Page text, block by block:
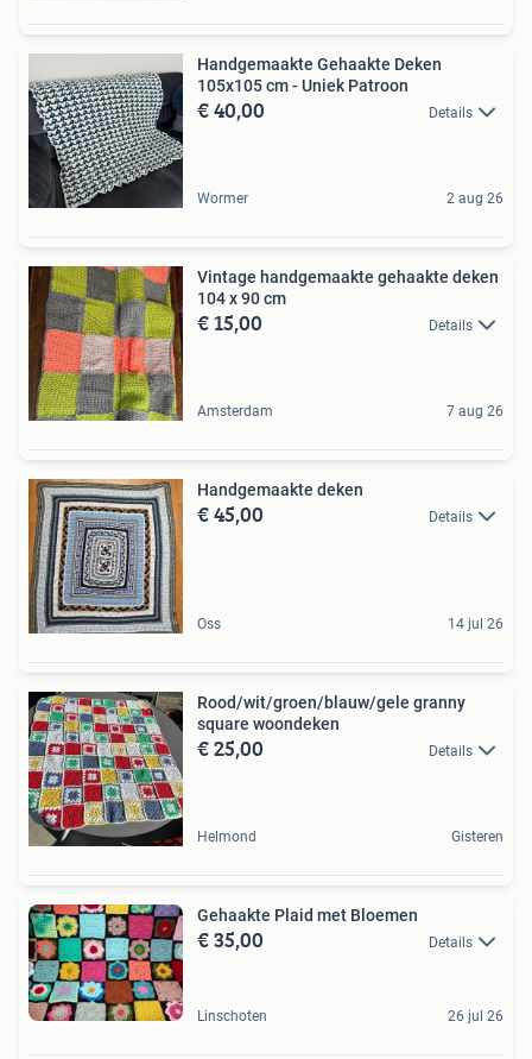
Handgemaakte Gehaakte Deken
105x105 cm - Uniek Patroon
€ 40,00 Details
Wormer 2 aug 26
Vintage handgemaakte gehaakte deken
104 x 90 cm
€ 15,00 Details
Amsterdam 7 aug 26
Handgemaakte deken
€ 45,00 Details
Oss 14 jul 26
Rood/wit/groen/blauw/gele granny
square woondeken
€ 25,00 Details
Helmond Gisteren
Gehaakte Plaid met Bloemen
€ 35,00 Details
Linschoten 26 jul 26